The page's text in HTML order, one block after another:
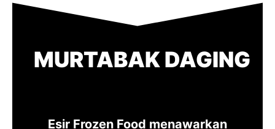
MURTABAK DAGING
Esir Frozen Food menawarkan